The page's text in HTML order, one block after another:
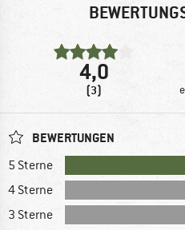
4,0
(3)
BEWERTUNGEN
5 Sterne
4 Sterne
3 Sterne